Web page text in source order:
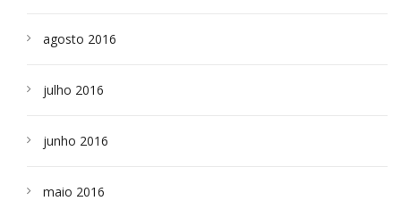
agosto 2016
julho 2016
junho 2016
maio 2016